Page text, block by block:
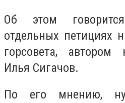
Об этом
отдельных петициях
горсовета, автором
Илья Сигачов.
По его мнению,